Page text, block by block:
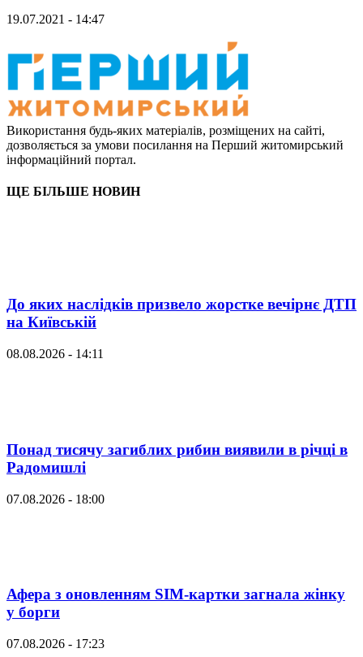
19.07.2021 - 14:47
Використання будь-яких матеріалів, розміщених на сайті,
дозволяється за умови посилання на Перший житомирський
інформаційний портал.
ЩЕ БІЛЬШЕ НОВИН
До яких наслідків призвело жорстке вечірнє ДТП
на Київській
08.08.2026 - 14:11
Понад тисячу загиблих рибин виявили в річці в
Радомишлі
07.08.2026 - 18:00
Афера з оновленням SIM-картки загнала жінку
у борги
07.08.2026 - 17:23